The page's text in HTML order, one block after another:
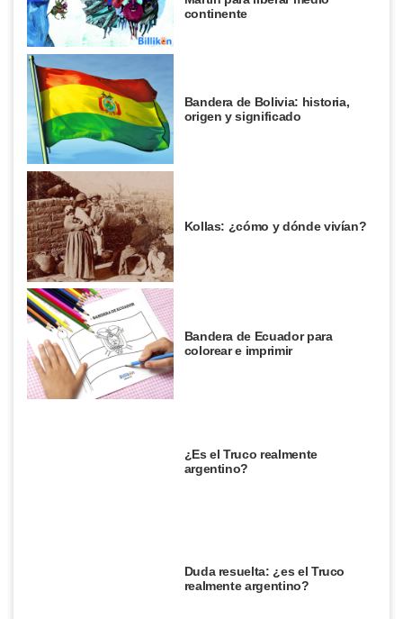
continente
Bandera de Bolivia: historia,
origen y significado
Kollas: ¿cómo y dónde vivían?
Bandera de Ecuador para
colorear e imprimir
¿Es el Truco realmente
argentino?
Duda resuelta: ¿es el Truco
realmente argentino?